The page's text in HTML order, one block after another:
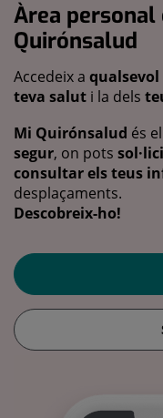
Àrea personal
Quirónsalud
Accedeix a
teva salut i la dels
Mi Quirónsalud és
segur, on pots
consultar els teus
desplaçaments.
Descobreix-ho!